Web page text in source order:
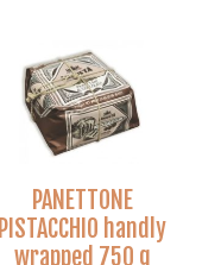
PANETTONE
PISTACCHIO handly
wrapped 750 g